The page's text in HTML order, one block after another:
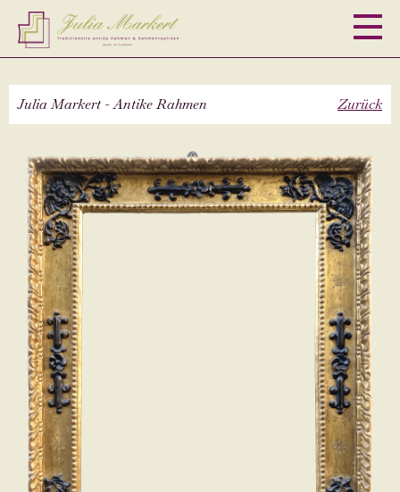
Julia Markert - Antike Rahmen Zurück